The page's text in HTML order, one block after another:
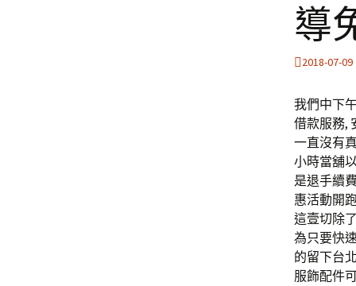
導
2018-07-09
我們中下
借款服務,
一直沒有
小時當舖
是退手續
惠活動開
這壹切除
為只要快
的留下台
服飾配件